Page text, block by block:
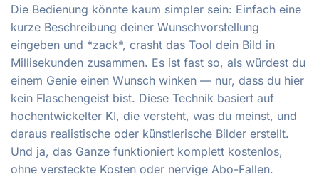
Die Bedienung könnte kaum simpler sein: Einfach eine
kurze Beschreibung deiner Wunschvorstellung
eingeben und *zack*, crasht das Tool dein Bild in
Millisekunden zusammen. Es ist fast so, als würdest du
einem Genie einen Wunsch winken — nur, dass du hier
kein Flaschengeist bist. Diese Technik basiert auf
hochentwickelter KI, die versteht, was du meinst, und
daraus realistische oder künstlerische Bilder erstellt.
Und ja, das Ganze funktioniert komplett kostenlos,
ohne versteckte Kosten oder nervige Abo-Fallen.